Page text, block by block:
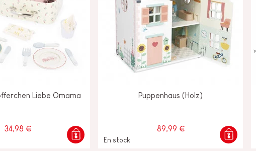
Liebe Omama
34,98 €
Puppenhaus (Holz)
89,99 €
En stock